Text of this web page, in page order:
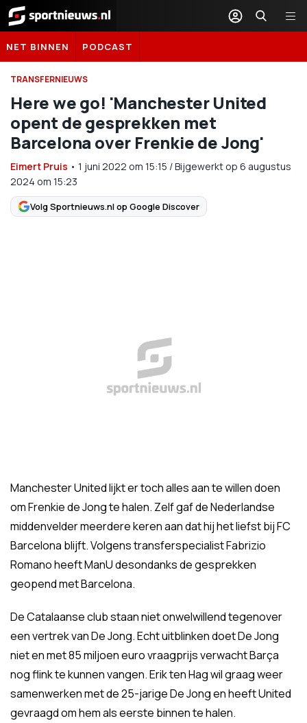
Sportnieuws.nl
NET BINNEN PODCAST
TRANSFERNIEUWS
Here we go! 'Manchester United
opent de gesprekken met
Barcelona over Frenkie de Jong'
Eimert Pruis • 1 juni 2022 om 15:15 /Bijgewerkt op 6 augustus
2024 om 15:23
Volg Sportnieuws.nl op Google Discover
Manchester United lijkt er toch alles aan te willen doen
om Frenkie de Jong te halen. Zelf gaf de Nederlandse
middenvelder meerdere keren aan dat hij het liefst bij FC
Barcelona blijft. Volgens transferspecialist Fabrizio
Romano heeft ManU desondanks de gesprekken
geopend met Barcelona.
De Catalaanse club staan niet onwelwillend tegenover
een vertrek van De Jong. Echt uitblinken doet De Jong
niet en met 85 miljoen euro vraagprijs verwacht Barça
nog flink te kunnen vangen. Erik ten Hag wil graag weer
samenwerken met de 25-jarige De Jong en heeft United
gevraagd om hem als eerste binnen te halen.